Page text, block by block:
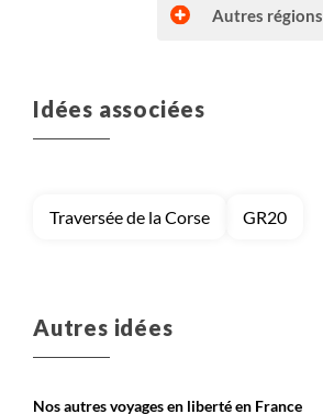
Voyage
Autres régions (France)
Autres régions
Idées associées
Traversée de la Corse GR20
Autres idées
Nos autres voyages en liberté en France